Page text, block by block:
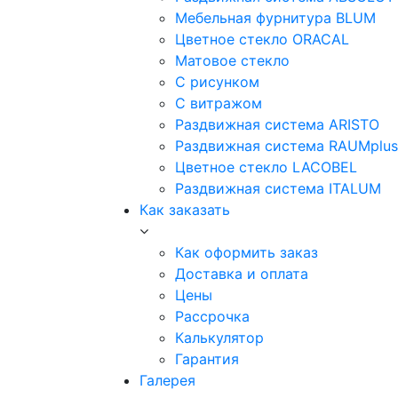
Мебельная фурнитура BLUM
Цветное стекло ORACAL
Матовое стекло
C рисунком
C витражом
Раздвижная система ARISTO
Раздвижная система RAUMplus
Цветное стекло LACOBEL
Раздвижная система ITALUM
Как заказать
Как оформить заказ
Доставка и оплата
Цены
Рассрочка
Калькулятор
Гарантия
Галерея